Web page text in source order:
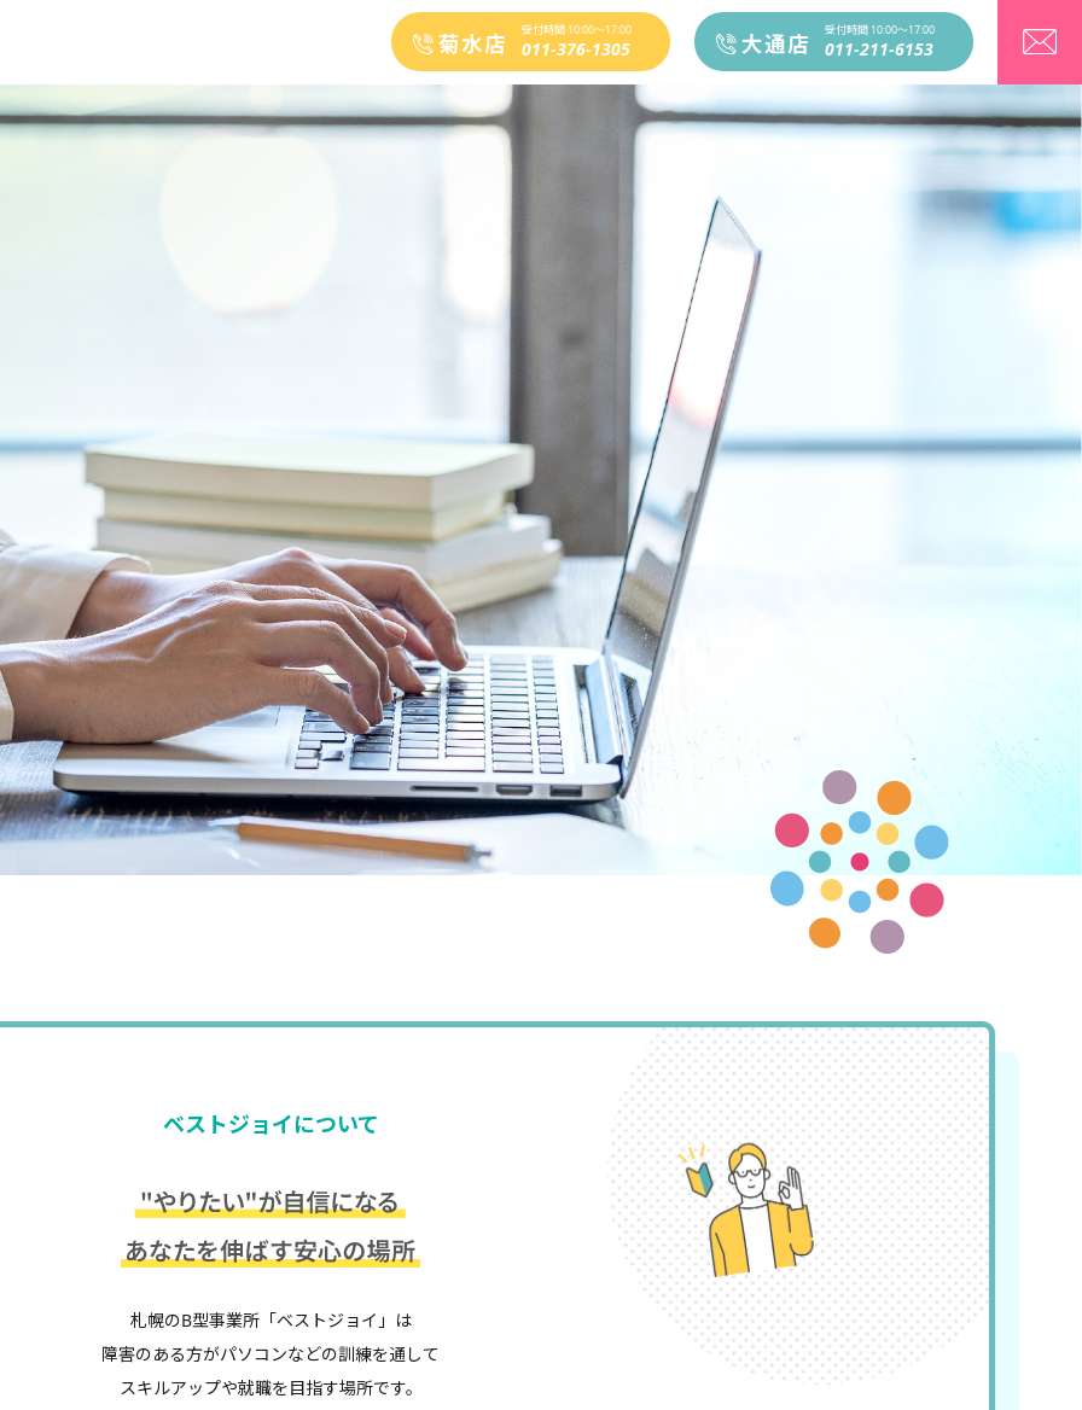
受付時間 10:00〜17:00
011-376-1305
受付時間 10:00〜17:00
011-211-6153
ベストジョイについて
札幌のB型事業所「ベストジョイ」は
障害のある方がパソコンなどの訓練を通して
スキルアップや就職を目指す場所です。